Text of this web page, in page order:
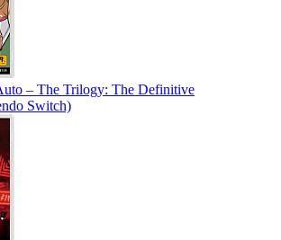
– The Trilogy: The Definitive
Switch)